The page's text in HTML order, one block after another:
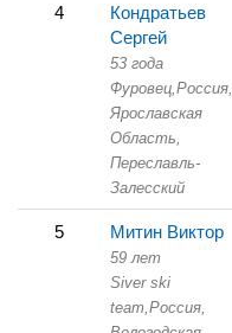
4
Кондратьев
Сергей
53 года
Фуровец,Россия,
Ярославская
Область,
Переславль-
Залесский
5 Митин Виктор
59 лет
Siver ski
team,Россия,